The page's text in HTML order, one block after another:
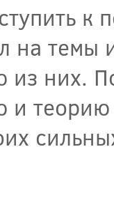
к
на темы
них.
и